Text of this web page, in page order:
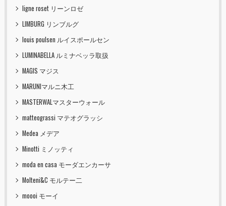
ligne roset リーンロゼ
LIMBURG リンブルグ
louis poulsen ルイスポールセン
LUMINABELLA ルミナベッラ取扱
MAGIS マジス
MARUNIマルニ木工
MASTERWALマスターウォール
matteograssi マテオグラッシ
Medea メデア
Minotti ミノッティ
moda en casa モーダエンカーサ
Molteni&C モルテー二
moooi モーイ